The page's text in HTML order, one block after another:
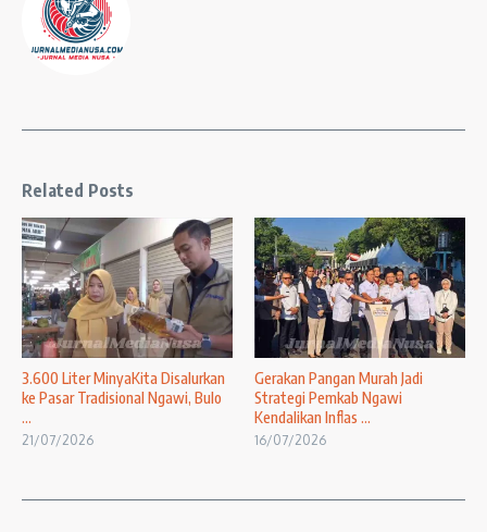
Related Posts
3.600 Liter MinyaKita Disalurkan
ke Pasar Tradisional Ngawi, Bulo
...
21/07/2026
Gerakan Pangan Murah Jadi
Strategi Pemkab Ngawi
Kendalikan Inflas ...
16/07/2026